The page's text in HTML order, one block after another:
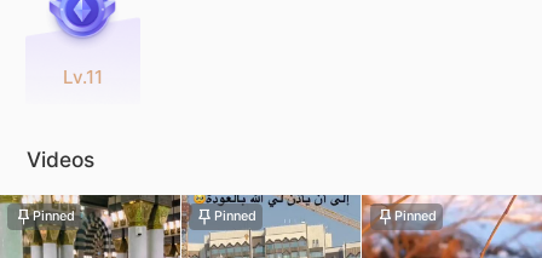
Lv.11
Videos
Pinned Pinned Pinned